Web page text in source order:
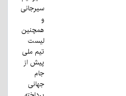
سیرجانی
و
همچنین
لیست
تیم ملی
پیش از
جام
جهانی